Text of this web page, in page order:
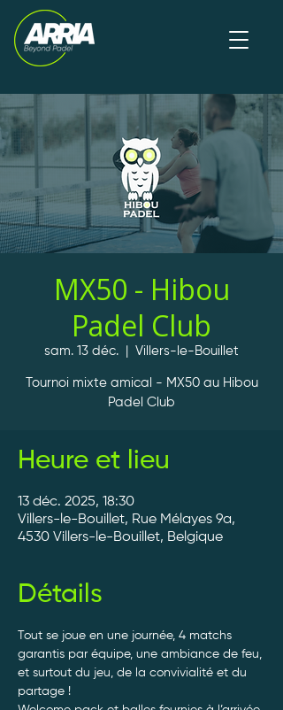
MX50 - Hibou
Padel Club
sam. 13 déc. Villers-le-Bouillet
Tournoi mixte amical - MX50 au Hibou
Padel Club
Heure et lieu
13 déc. 2025, 18:30
Villers-le-Bouillet, Rue Mélayes 9a,
4530 Villers-le-Bouillet, Belgique
Détails
Tout se joue en une journée, 4 matchs
garantis par équipe, une ambiance de feu,
et surtout du jeu, de la convivialité et du
partage !